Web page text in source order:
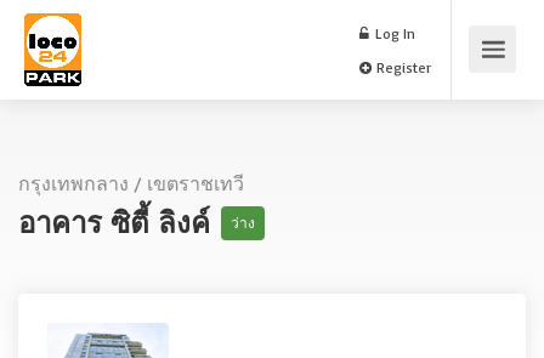
Log In
กรุงเทพกลาง / เขตราชเทวี
อาคาร ซิตี้ ลิงค์ ว่าง